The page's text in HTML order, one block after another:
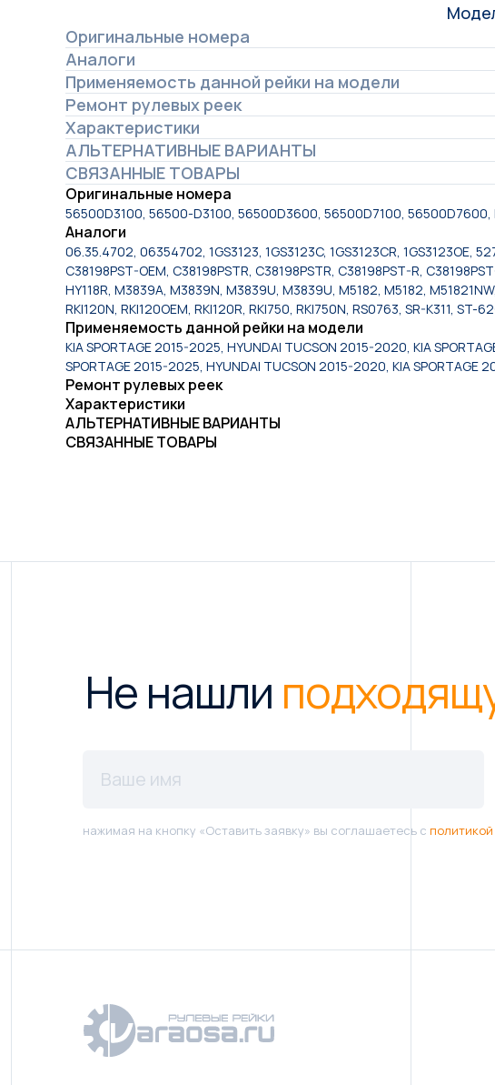
Оригинальные номера
Аналоги
Применяемость данной рейки на модели
Ремонт рулевых реек
Характеристики
АЛЬТЕРНАТИВНЫЕ ВАРИАНТЫ
СВЯЗАННЫЕ ТОВАРЫ
Оригинальные номера
56500D3100, 56500-D3100, 56500D3600, 56500D7100, 56500D7600,
Аналоги
06.35.4702, 06354702, 1GS3123, 1GS3123C, 1GS3123CR,
C38198PST-OEM, C38198PSTR, C38198PSTR, C38198PST-R,
HY118R, M3839A, M3839N, M3839U, M3839U, M5182, M5182,
RKI120N, RKI120OEM, RKI120R, RKI750, RKI750N, RS0763, SR-K311, ST-
Применяемость данной рейки на модели
KIA SPORTAGE 2015-2025, HYUNDAI TUCSON 2015-2020, KIA
SPORTAGE 2015-2025, HYUNDAI TUCSON 2015-2020, KIA SPORTAGE
Ремонт рулевых реек
Характеристики
АЛЬТЕРНАТИВНЫЕ ВАРИАНТЫ
СВЯЗАННЫЕ ТОВАРЫ
Не нашли
нажимая на кнопку «Оставить заявку» вы соглашаетесь с